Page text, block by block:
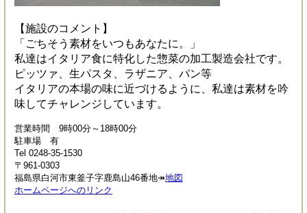
【施設のコメント】
「ごちそう素材をいつもあなたに。」
私達はイタリア食に特化した惣菜の加工製造会社です。
ピッツァ、生パスタ、ラザニア、パン等
イタリアの本場の味に近づけるように、私達は素材を吟
味してチャレンジしています。
営業時間 9時00分～18時00分
駐車場 有
Tel 0248-35-1530
〒961-0303
福島県白河市東釜子字鹿島山46番地↠地図
ホームページへのリンク